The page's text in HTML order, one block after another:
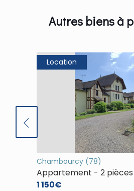
Autres biens à
Location
Chambourcy (78)
Appartement - 2 pièces
1 150€